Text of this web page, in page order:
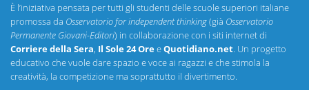
È l’iniziativa pensata per tutti gli studenti delle scuole superiori italiane
promossa da Osservatorio for independent thinking(già Osservatorio
Permanente Giovani-Editori) in collaborazione con i siti internet di
Corriere della Sera, Il Sole 24 OreeQuotidiano.net. Un progetto
educativo che vuole dare spazio e voce ai ragazzi e che stimola la
creatività, la competizione ma soprattutto il divertimento.